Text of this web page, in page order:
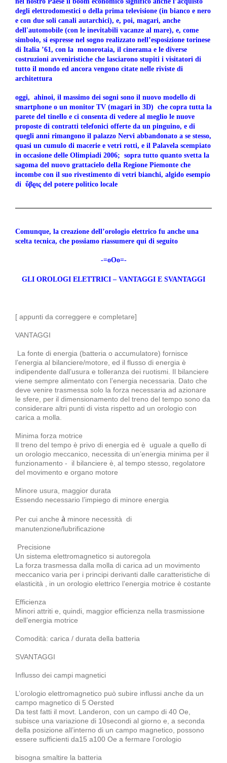
degli elettrodomestici o della prima televisione (in bianco e nero
e con due soli canali autarchici), e, poi, magari, anche
dell'automobile (con le inevitabili vacanze al mare), e, come
simbolo, si espresse nel sogno realizzato nell’esposizione torinese
di Italia ’61, con la monorotaia, il cinerama e le diverse
costruzioni avveniristiche che lasciarono stupiti i visitatori di
tutto il mondo ed ancora vengono citate nelle riviste di
architettura
oggi, ahinoi, il massimo dei sogni sono il nuovo modello di
smartphone o un monitor TV (magari in 3D) che copra tutta la
parete del tinello e ci consenta di vedere al meglio le nuove
proposte di contratti telefonici offerte da un pinguino, e di
quegli anni rimangono il palazzo Nervi abbandonato a se stesso,
quasi un cumulo di macerie e vetri rotti, e il Palavela scempiato
in occasione delle Olimpiadi 2006; sopra tutto quanto svetta la
sagoma del nuovo grattacielo della Regione Piemonte che
incombe con il suo rivestimento di vetri bianchi, algido esempio
di ὕβϱις del potere politico locale
Comunque, la creazione dell’orologio elettrico fu anche una
scelta tecnica, che possiamo riassumere qui di seguito
-=oOo=-
GLI OROLOGI ELETTRICI – VANTAGGI E SVANTAGGI
[ appunti da correggere e completare]
VANTAGGI
La fonte di energia (batteria o accumulatore) fornisce
l’energia al bilanciere/motore, ed il flusso di energia è
indipendente dall’usura e tolleranza dei ruotismi. Il bilanciere
viene sempre alimentato con l’energia necessaria. Dato che
deve venire trasmessa solo la forza necessaria ad azionare
le sfere, per il dimensionamento del treno del tempo sono da
considerare altri punti di vista rispetto ad un orologio con
carica a molla.
Minima forza motrice
Il treno del tempo è privo di energia ed è uguale a quello di
un orologio meccanico, necessita di un’energia minima per il
funzionamento - il bilanciere è, al tempo stesso, regolatore
del movimento e organo motore
Minore usura, maggior durata
Essendo necessario l’impiego di minore energia
Per cui anche à minore necessità di
manutenzione/lubrificazione
Precisione
Un sistema elettromagnetico si autoregola
La forza trasmessa dalla molla di carica ad un movimento
meccanico varia per i principi derivanti dalle caratteristiche di
elasticità , in un orologio elettrico l’energia motrice è costante
Efficienza
Minori attriti e, quindi, maggior efficienza nella trasmissione
dell’energia motrice
Comodità: carica / durata della batteria
SVANTAGGI
Influsso dei campi magnetici
L’orologio elettromagnetico può subire influssi anche da un
campo magnetico di 5 Oersted
Da test fatti il movt. Landeron, con un campo di 40 Oe,
subisce una variazione di 10secondi al giorno e, a seconda
della posizione all’interno di un campo magnetico, possono
essere sufficienti da15 a100 Oe a fermare l’orologio
bisogna smaltire la batteria